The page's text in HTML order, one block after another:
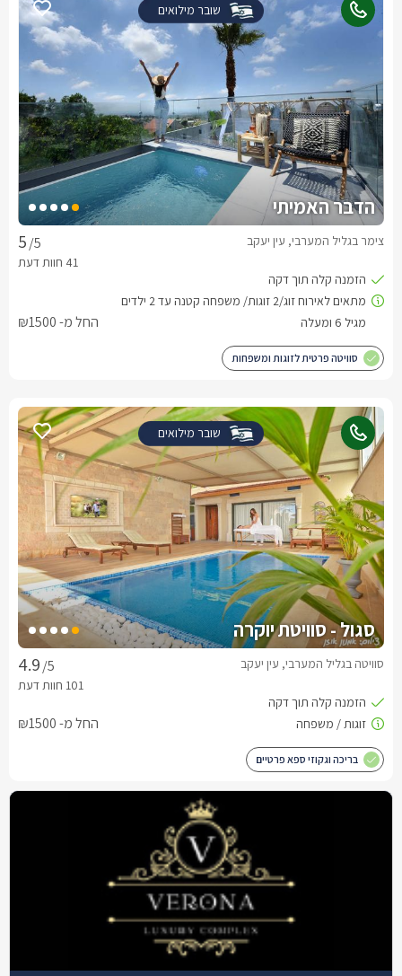
שובר מילואים
הדבר האמיתי
/5 צימר בגליל המערבי, עין יעקב
החל מ- ₪1500
סוויטה פרטית לזוגות ומשפחות
שובר מילואים
סגול - סוויטת יוקרה
/5 סוויטה בגליל המערבי, עין יעקב
החל מ- ₪1500
בריכה וגקוזי ספא פרטיים